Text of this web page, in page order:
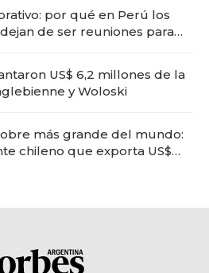
por qué en Perú los
de ser reuniones para
US$ 6,2 millones de la
y Woloski
más grande del mundo:
chileno que exporta US$